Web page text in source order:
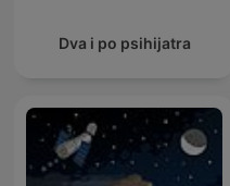
Dva i po psihijatra